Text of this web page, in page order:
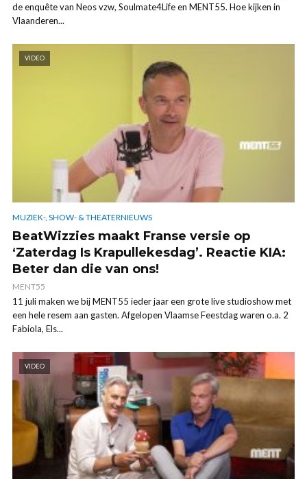
de enquête van Neos vzw, Soulmate4Life en MENT55. Hoe kijken in
Vlaanderen...
VIDEO
MUZIEK-, SHOW- & THEATERNIEUWS
BeatWizzies maakt Franse versie op
‘Zaterdag Is Krapullekesdag’. Reactie KIA:
Beter dan die van ons!
MENT55
11 juli maken we bij MENT55 ieder jaar een grote live studioshow met
een hele resem aan gasten. Afgelopen Vlaamse Feestdag waren o.a. 2
Fabiola, Els...
VIDEO